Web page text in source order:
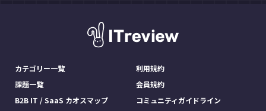
カテゴリー一覧
課題一覧
B2B IT / SaaS カオスマップ
利用規約
会員規約
コミュニティガイドライン